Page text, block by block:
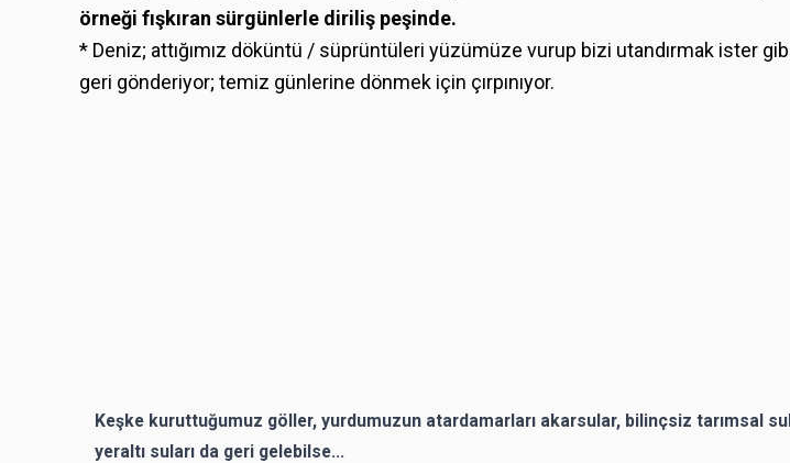
örneği fışkıran sürgünlerle diriliş peşinde.
* Deniz; attığımız döküntü / süprüntüleri yüzümüze vurup bizi utandırmak ister
geri gönderiyor; temiz günlerine dönmek için çırpınıyor.
Keşke kuruttuğumuz göller, yurdumuzun atardamarları akarsular, bilinçsiz tarımsal
yeraltı suları da geri gelebilse...